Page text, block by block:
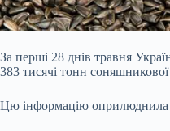
За перші 28 днів травня
383 тисячі тонн
Цю інформацію оприлюднила